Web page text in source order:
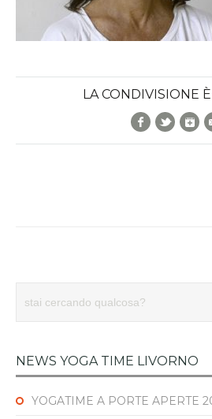
LA CONDIVISIONE
Facebook
NEWS YOGA TIME LIVORNO
YOGATIME A PORTE APERTE